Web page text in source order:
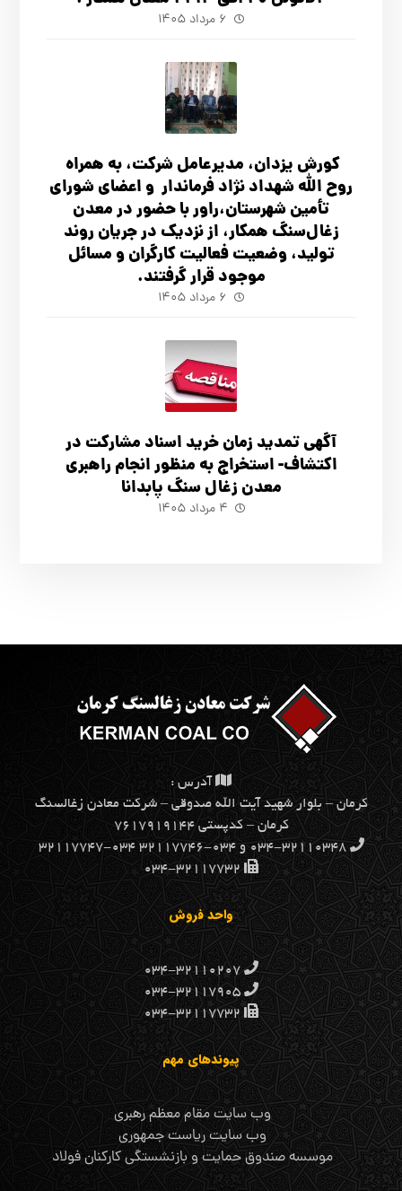
۶ مرداد ۱۴۰۵
کورش یزدان، مدیرعامل شرکت، به همراه
روح الله شهداد نژاد فرماندار و اعضای شورای
تأ‌مین شهرستان،راور با حضور در معدن
زغال‌سنگ همکار، از نزدیک در جریان روند
تولید، وضعیت فعالیت کارگران و مسائل
موجود قرار گرفتند.
۶ مرداد ۱۴۰۵
آگهي تمدید زمان خرید اسناد مشارکت در
اکتشاف- استخراج به منظور انجام راهبری
معدن زغال سنگ پابدانا
۴ مرداد ۱۴۰۵
آدرس :
كرمان – بلوار شهيد آيت الله صدوقي – شركت معادن زغالسنگ
كرمان – کدپستی ۷۶۱۷۹۱۹۱۴۴
۰۳۴-۳۲۱۱۰۳۴۸ و ۰۳۴-۳۲۱۱۷۷۴۶ ۰۳۴-۳۲۱۱۷۷۴۷
۰۳۴-۳۲۱۱۷۷۳۲
واحد فروش
۰۳۴-۳۲۱۱۰۲۰۷
۰۳۴-۳۲۱۱۷۹۰۵
۰۳۴-۳۲۱۱۷۷۳۲
پیوندهای مهم
وب سایت مقام معظم رهبری
وب سایت ریاست جمهوری
موسسه صندوق حمایت و بازنشستگی کارکنان فولاد